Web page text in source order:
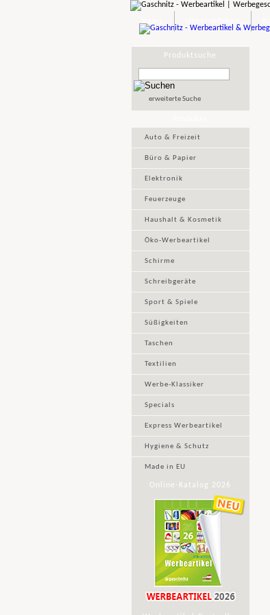
Produktsuche
erweiterte Suche
Auto & Freizeit
Büro & Papier
Elektronik
Feuerzeuge
Haushalt & Kosmetik
Öko-Werbeartikel
Schirme
Schreibgeräte
Sport & Spiele
Süßigkeiten
Taschen
Textilien
Werbe-Klassiker
Specials
Express Werbeartikel
Hygiene & Schutz
Made in EU
Online-Katalog 2026